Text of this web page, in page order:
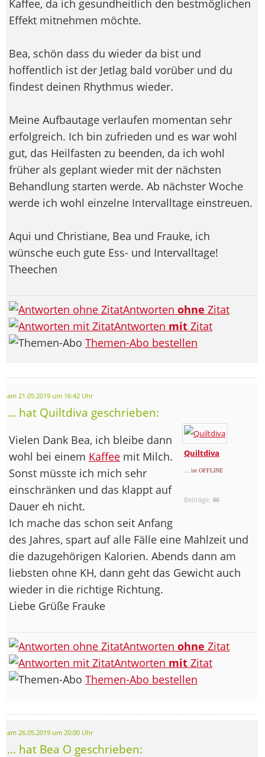
Kaffee, da ich gesundheitlich den bestmöglichen
Effekt mitnehmen möchte.
Bea, schön dass du wieder da bist und
hoffentlich ist der Jetlag bald vorüber und du
findest deinen Rhythmus wieder.
Meine Aufbautage verlaufen momentan sehr
erfolgreich. Ich bin zufrieden und es war wohl
gut, das Heilfasten zu beenden, da ich wohl
früher als geplant wieder mit der nächsten
Behandlung starten werde. Ab nächster Woche
werde ich wohl einzelne Intervalltage einstreuen.
Aqui und Christiane, Bea und Frauke, ich
wünsche euch gute Ess- und Intervalltage!
Theechen
Antworten ohne Zitat
Antworten mit Zitat
Themen-Abo bestellen
am 21.05.2019 um 16:42 Uhr
... hat Quiltdiva geschrieben:
Quiltdiva
... ist OFFLINE
Beiträge:46
Vielen Dank Bea, ich bleibe dann
wohl bei einem Kaffee mit Milch.
Sonst müsste ich mich sehr
einschränken und das klappt auf
Dauer eh nicht.
Ich mache das schon seit Anfang
des Jahres, spart auf alle Fälle eine Mahlzeit und
die dazugehörigen Kalorien. Abends dann am
liebsten ohne KH, dann geht das Gewicht auch
wieder in die richtige Richtung.
Liebe Grüße Frauke
Antworten ohne Zitat
Antworten mit Zitat
Themen-Abo bestellen
am 26.05.2019 um 20:00 Uhr
... hat Bea O geschrieben: